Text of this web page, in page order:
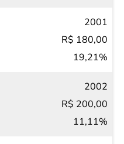
2001
R$ 180,00
19,21%
2002
R$ 200,00
11,11%